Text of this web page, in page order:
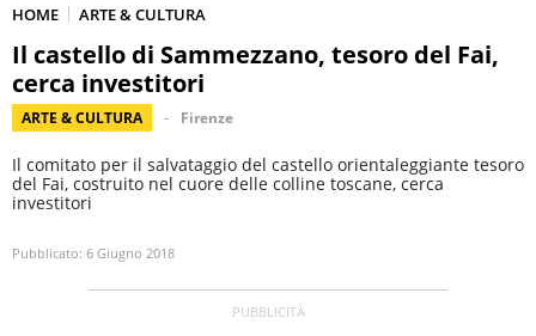
HOME ARTE & CULTURA
Il castello di Sammezzano, tesoro del Fai,
cerca investitori
ARTE & CULTURA Firenze
Il comitato per il salvataggio del castello orientaleggiante tesoro
del Fai, costruito nel cuore delle colline toscane, cerca
investitori
Pubblicato: 6 Giugno 2018